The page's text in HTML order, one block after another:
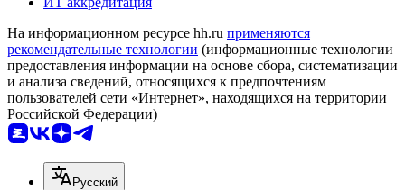
На информационном ресурсе hh.ru применяются
рекомендательные технологии (информационные технологии
предоставления информации на основе сбора, систематизации
и анализа сведений, относящихся к предпочтениям
пользователей сети «Интернет», находящихся на территории
Российской Федерации)
Русский